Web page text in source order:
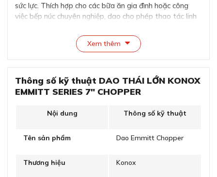
sức lực. Thích hợp cho các bữa ăn gia đình hoặc công
việc bếp núc chuyên nghiệp, dao cho phép thao tác linh
Bên cạnh đó, với trọng lượng vừa phải, dao Emmitt
Chopper mang lại cho bạn cảm giác thoải mái khi thực
phẩm. Giúp bạn dễ dàng kiểm soát dao trong suốt quá
trình sử dụng mà không lo bị mỏi tay.
Xem thêm
Thông số kỹ thuật DAO THÁI LỚN KONOX
EMMITT SERIES 7″ CHOPPER
Nội dung Thông số kỹ thuật
Tên sản phẩm Dao Emmitt Chopper
Thương hiệu Konox